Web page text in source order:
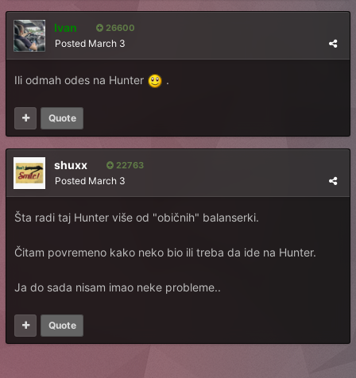
Ivan 26600
Posted March 3
Ili odmah odes na Hunter .
Quote
shuxx 22763
Posted March 3
Šta radi taj Hunter više od "običnih" balanserki.
Čitam povremeno kako neko bio ili treba da ide na Hunter.
Ja do sada nisam imao neke probleme..
Quote